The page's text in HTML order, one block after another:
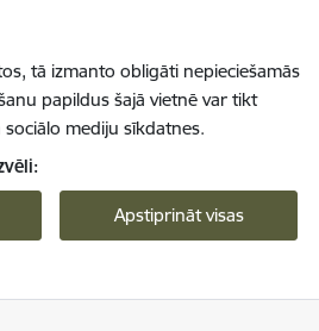
tā izmanto obligāti nepieciešamās
papildus šajā vietnē var tikt
mediju sīkdatnes.
Apstiprināt visas